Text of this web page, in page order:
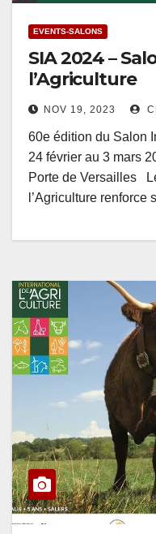
EVENTS-SALONS
SIA 2024 –
l’Agriculture
NOV 19, 2023
60e édition du Salon
24 février au 3 mars
Porte de Versailles
l’Agriculture renforce